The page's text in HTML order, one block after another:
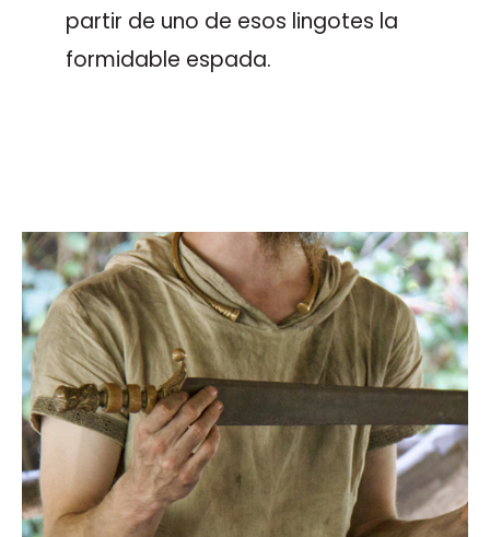
partir de uno de esos lingotes la
formidable espada.